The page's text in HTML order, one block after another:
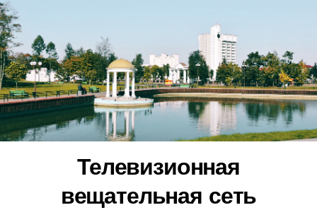
Перейти
к
содержанию
Телевизионная
вещательная сеть